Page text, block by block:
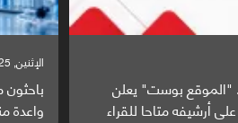
أبحاث ألزهايمر بدراسة
السبت, 23 مايو, 2026
صراع
ساحة